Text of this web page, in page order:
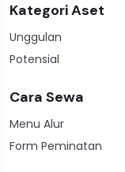
Kategori Aset
Unggulan
Potensial
Cara Sewa
Menu Alur
Form Peminatan